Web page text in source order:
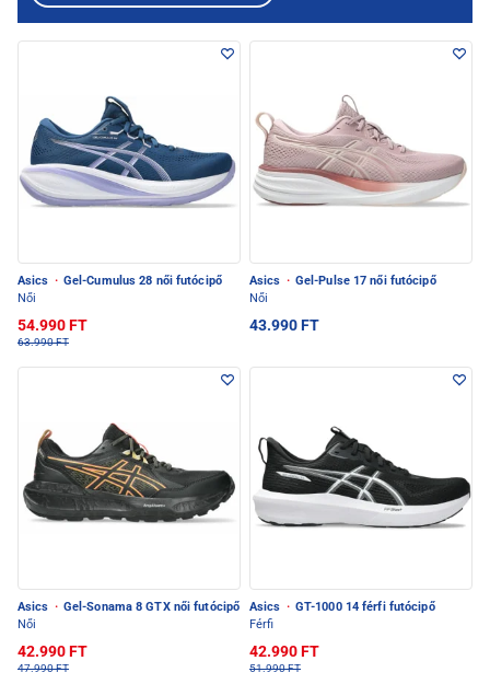
Asics · Gel-Cumulus 28 női futócipő
Női
54.990 FT
63.990 FT
Asics · Gel-Pulse 17 női futócipő
Női
43.990 FT
Asics · Gel-Sonama 8 GTX női futócipő
Női
42.990 FT
47.990 FT
Asics · GT-1000 14 férfi futócipő
Férfi
42.990 FT
51.990 FT